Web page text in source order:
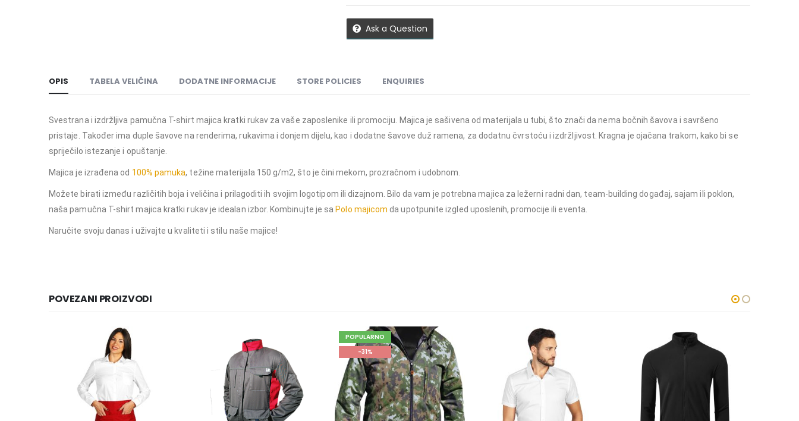
Ask a Question
OPIS TABELA VELIČINA DODATNE INFORMACIJE STORE POLICIES ENQUIRIES
Svestrana i izdržljiva pamučna T-shirt majica kratki rukav za vaše zaposlenike ili promociju. Majica je sašivena od materijala u tubi, što znači da nema bočnih šavova i savršeno
pristaje. Također ima duple šavove na renderima, rukavima i donjem dijelu, kao i dodatne šavove duž ramena, za dodatnu čvrstoću i izdržljivost. Kragna je ojačana trakom, kako bi se
spriječilo istezanje i opuštanje.
Majica je izrađena od 100% pamuka, težine materijala 150 g/m2, što je čini mekom, prozračnom i udobnom.
Možete birati između različitih boja i veličina i prilagoditi ih svojim logotipom ili dizajnom. Bilo da vam je potrebna majica za ležerni radni dan, team-building događaj, sajam ili poklon,
naša pamučna T-shirt majica kratki rukav je idealan izbor. Kombinujte je saPolo majicom da upotpunite izgled uposlenih, promocije ili eventa.
Naručite svoju danas i uživajte u kvaliteti i stilu naše majice!
POVEZANI PROIZVODI
POPULARNO
-31%